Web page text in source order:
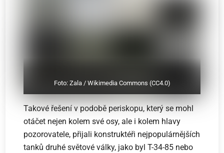
Foto: Zala / Wikimedia Commons (CC4.0)
Takové řešení v podobě periskopu, který se mohl
otáčet nejen kolem své osy, ale i kolem hlavy
pozorovatele, přijali konstruktéři nejpopulárnějších
tanků druhé světové války, jako byl T-34-85 nebo